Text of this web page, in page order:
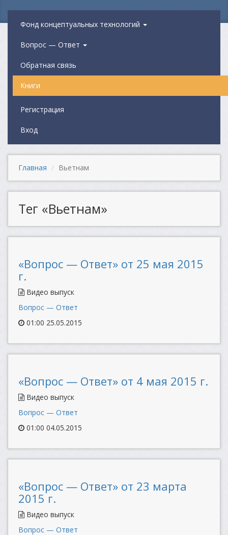
Фонд концептуальных технологий
Вопрос — Ответ
Обратная связь
Книги
Регистрация
Вход
Главная Вьетнам
Тег «Вьетнам»
«Вопрос — Ответ» от 25 мая 2015
г.
Видео выпуск
Вопрос — Ответ
01:00 25.05.2015
«Вопрос — Ответ» от 4 мая 2015 г.
Видео выпуск
Вопрос — Ответ
01:00 04.05.2015
«Вопрос — Ответ» от 23 марта
2015 г.
Видео выпуск
Вопрос — Ответ